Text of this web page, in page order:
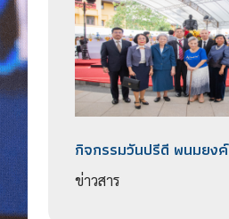
กิจกรรมวันปรีดี พนมยง
ข่าวสาร